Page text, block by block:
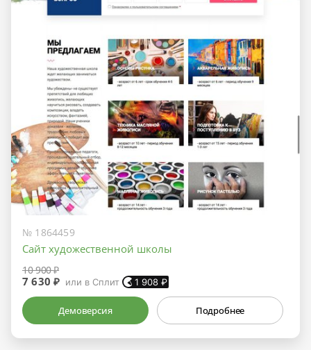
№ 1864459
Сайт художественной школы
10 900 ₽
7 630 ₽ или в Сплит 1 908 ₽
Демоверсия Подробнее